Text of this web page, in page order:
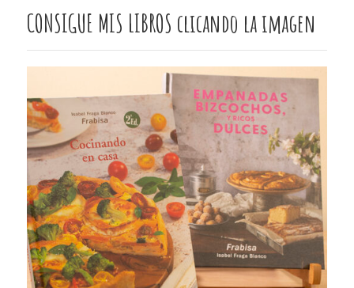
CONSIGUE MIS LIBROS clicando la imagen